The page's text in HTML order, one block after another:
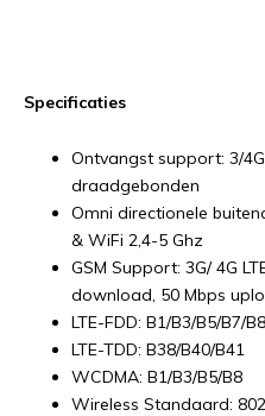
Specificaties
Ontvangst support: 3/
draadgebonden
Omni directionele
& WiFi 2,4-5 Ghz
GSM Support: 3G/ 4G
download, 50 Mbps
LTE-FDD: B1/B3/B5/B7/
LTE-TDD: B38/B40/B41
WCDMA: B1/B3/B5/B8
Wireless Standaard: